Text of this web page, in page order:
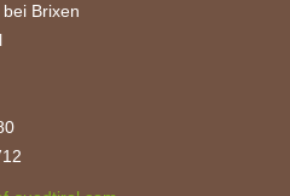
Brixen